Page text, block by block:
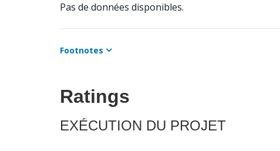
Pas de données disponibles.
Footnotes
Ratings
EXÉCUTION DU PROJET